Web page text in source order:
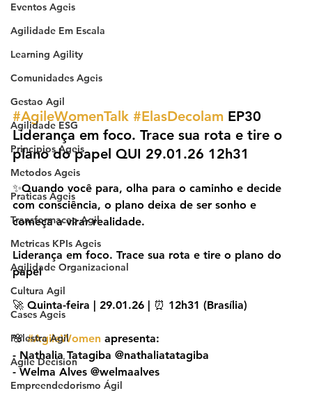
Eventos Ageis
Agilidade Em Escala
Learning Agility
Comunidades Ageis
Gestao Agil
Agilidade ESG
Principios Ageis
Metodos Ageis
Praticas Ageis
Transformacao Agil
Metricas KPIs Ageis
Agilidade Organizacional
Cultura Agil
Cases Ageis
Palestra Agil
Agile Decision
Empreendedorismo Ágil
#AgileWomenTalk #ElasDecolam EP30
Liderança em foco. Trace sua rota e tire o
plano do papel QUI 29.01.26 12h31
✨Quando você para, olha para o caminho e decide
com consciência, o plano deixa de ser sonho e
começa a virar realidade.
Liderança em foco. Trace sua rota e tire o plano do
papel
🚀 Quinta-feira | 29.01.26 | ⏰ 12h31 (Brasília)
🌸 #AgileWomen apresenta:
- Nathalia Tatagiba @nathaliatatagiba
- Welma Alves @welmaalves